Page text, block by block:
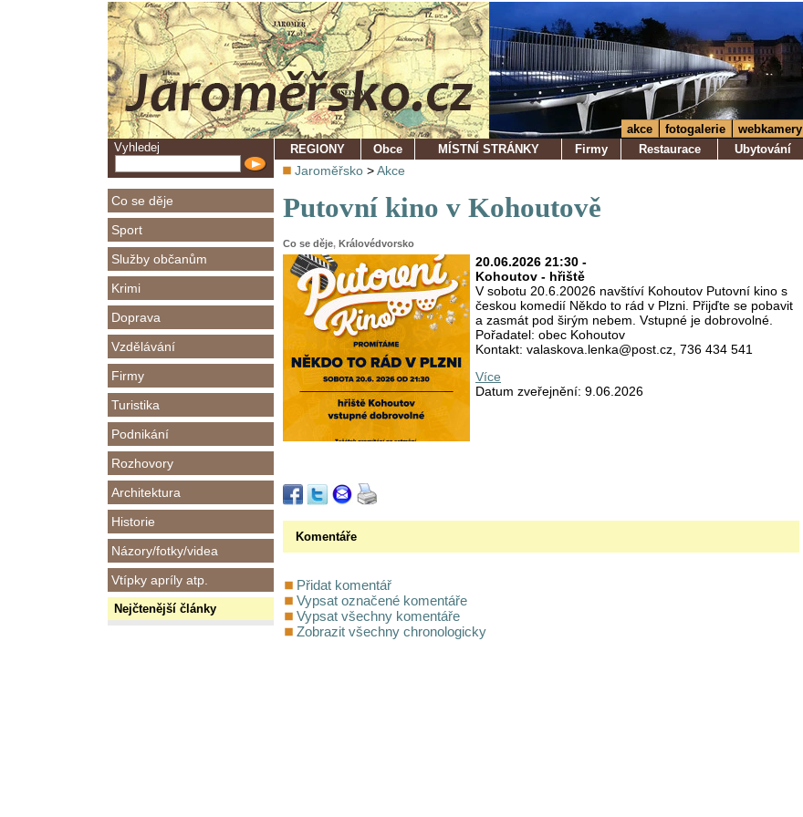
Vyhledej
Co se děje
Sport
Služby občanům
Krimi
Doprava
Vzdělávání
Firmy
Turistika
Podnikání
Rozhovory
Architektura
Historie
Názory/fotky/videa
Vtípky apríly atp.
Nejčtenější články
akce fotogalerie
webkamery
REGIONY
Obce MÍSTNÍ STRÁNKY Firmy Restaurace Ubytování
Jaroměřsko >Akce
Putovní kino v Kohoutově
Co se děje, Královédvorsko
20.06.2026 21:30 -
Kohoutov - hřiště
V sobotu 20.6.20026 navštíví Kohoutov Putovní kino s
českou komedií Někdo to rád v Plzni. Přijďte se pobavit
a zasmát pod širým nebem. Vstupné je dobrovolné.
Pořadatel: obec Kohoutov
Kontakt: valaskova.lenka@post.cz, 736 434 541
Více
Datum zveřejnění: 9.06.2026
Komentáře
Přidat komentář
Vypsat označené komentáře
Vypsat všechny komentáře
Zobrazit všechny chronologicky